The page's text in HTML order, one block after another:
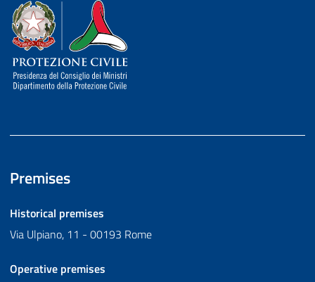
Dipartimento della Protezione Civile
Premises
Historical premises
Via Ulpiano, 11 - 00193 Rome
Operative premises